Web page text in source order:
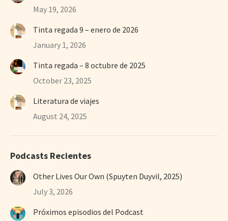
May 19, 2026
Tinta regada 9 – enero de 2026
January 1, 2026
Tinta regada – 8 octubre de 2025
October 23, 2025
Literatura de viajes
August 24, 2025
Podcasts Recientes
Other Lives Our Own (Spuyten Duyvil, 2025)
July 3, 2026
Próximos episodios del Podcast